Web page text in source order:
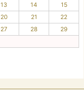
13 14
15
20 21
22
27 28
29